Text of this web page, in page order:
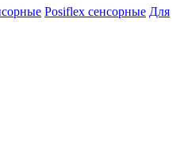
Posiflex сенсорные Для